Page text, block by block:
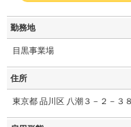
勤務地
目黒事業場
住所
東京都 品川区 八潮３－２－